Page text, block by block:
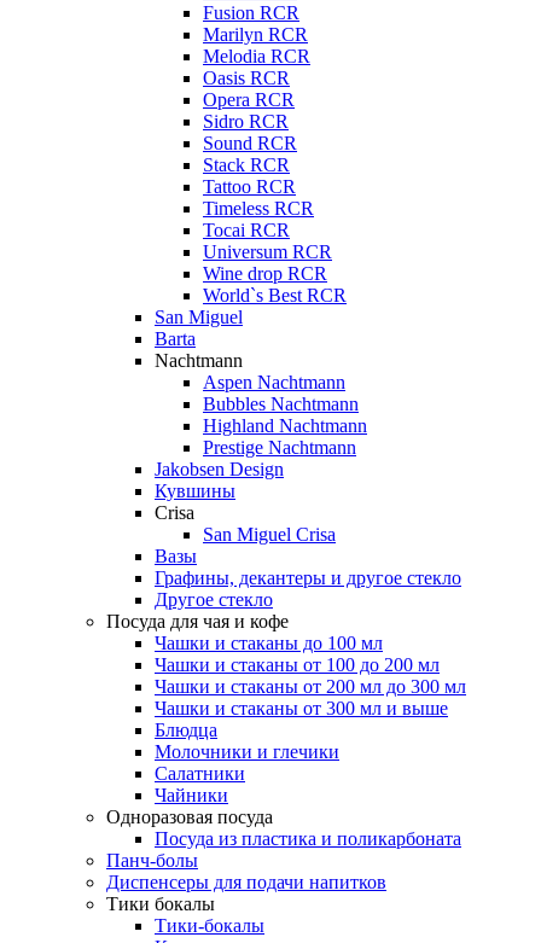
Fusion RCR
Marilyn RCR
Melodia RCR
Oasis RCR
Opera RCR
Sidro RCR
Sound RCR
Stack RCR
Tattoo RCR
Timeless RCR
Tocai RCR
Universum RCR
Wine drop RCR
World`s Best RCR
San Miguel
Barta
Nachtmann
Aspen Nachtmann
Bubbles Nachtmann
Highland Nachtmann
Prestige Nachtmann
Jakobsen Design
Кувшины
Crisa
San Miguel Crisa
Вазы
Графины, декантеры и другое стекло
Другое стекло
Посуда для чая и кофе
Чашки и стаканы до 100 мл
Чашки и стаканы от 100 до 200 мл
Чашки и стаканы от 200 мл до 300 мл
Чашки и стаканы от 300 мл и выше
Блюдца
Молочники и глечики
Салатники
Чайники
Одноразовая посуда
Посуда из пластика и поликарбоната
Панч-болы
Диспенсеры для подачи напитков
Тики бокалы
Тики-бокалы